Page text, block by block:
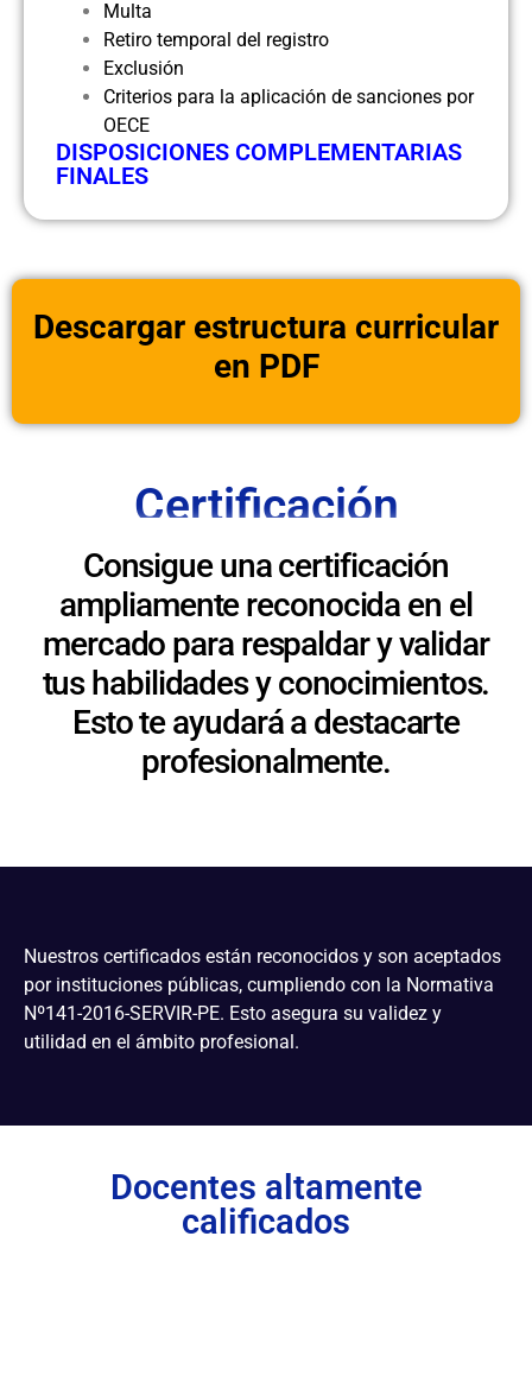
Multa
Retiro temporal del registro
Exclusión
Criterios para la aplicación de sanciones por
OECE
DISPOSICIONES COMPLEMENTARIAS
FINALES
Descargar estructura curricular
en PDF
Certificación
Consigue una certificación
ampliamente reconocida en el
mercado para respaldar y validar
tus habilidades y conocimientos.
Esto te ayudará a destacarte
profesionalmente.
Nuestros certificados están reconocidos y son aceptados
por instituciones públicas, cumpliendo con la Normativa
Nº141-2016-SERVIR-PE. Esto asegura su validez y
utilidad en el ámbito profesional.
Docentes altamente
calificados